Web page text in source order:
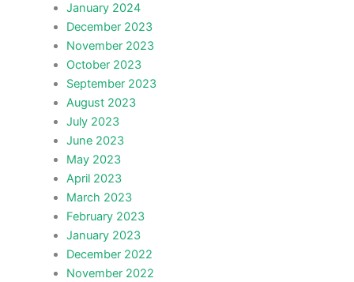
January 2024
December 2023
November 2023
October 2023
September 2023
August 2023
July 2023
June 2023
May 2023
April 2023
March 2023
February 2023
January 2023
December 2022
November 2022